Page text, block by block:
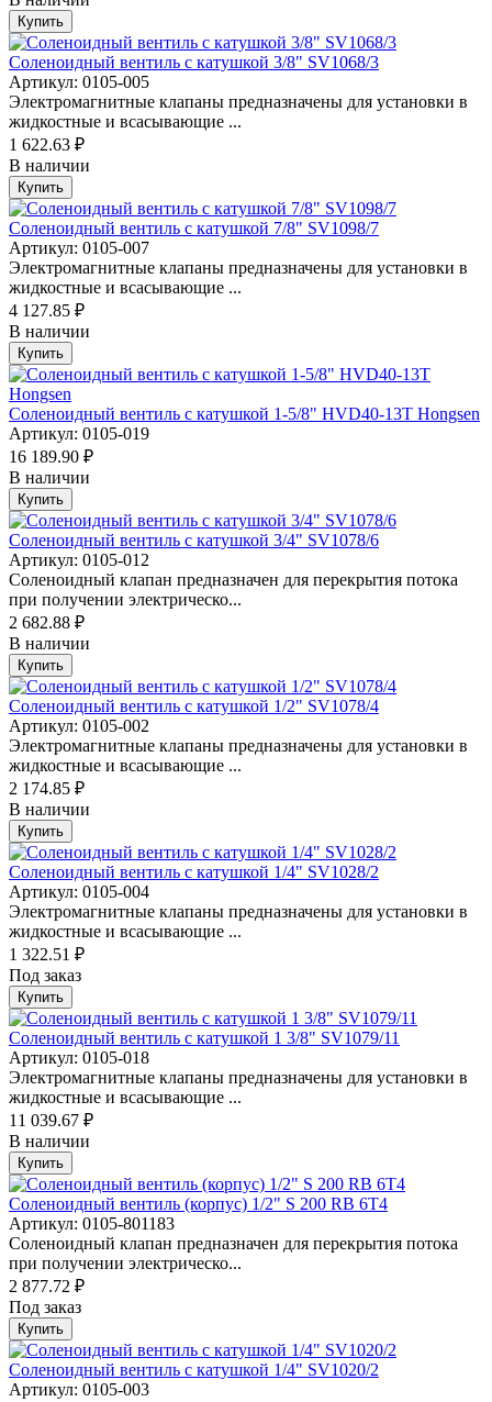
Купить
Соленоидный вентиль с катушкой 3/8" SV1068/3
Артикул: 0105-005
Электромагнитные клапаны предназначены для установки в
жидкостные и всасывающие ...
1 622.63 ₽
В наличии
Купить
Соленоидный вентиль с катушкой 7/8" SV1098/7
Артикул: 0105-007
Электромагнитные клапаны предназначены для установки в
жидкостные и всасывающие ...
4 127.85 ₽
В наличии
Купить
Соленоидный вентиль с катушкой 1-5/8" HVD40-13T Hongsen
Артикул: 0105-019
16 189.90 ₽
В наличии
Купить
Соленоидный вентиль с катушкой 3/4" SV1078/6
Артикул: 0105-012
Соленоидный клапан предназначен для перекрытия потока
при получении электрическо...
2 682.88 ₽
В наличии
Купить
Соленоидный вентиль с катушкой 1/2" SV1078/4
Артикул: 0105-002
Электромагнитные клапаны предназначены для установки в
жидкостные и всасывающие ...
2 174.85 ₽
В наличии
Купить
Соленоидный вентиль с катушкой 1/4" SV1028/2
Артикул: 0105-004
Электромагнитные клапаны предназначены для установки в
жидкостные и всасывающие ...
1 322.51 ₽
Под заказ
Купить
Соленоидный вентиль с катушкой 1 3/8" SV1079/11
Артикул: 0105-018
Электромагнитные клапаны предназначены для установки в
жидкостные и всасывающие ...
11 039.67 ₽
В наличии
Купить
Соленоидный вентиль (корпус) 1/2" S 200 RB 6Т4
Артикул: 0105-801183
Соленоидный клапан предназначен для перекрытия потока
при получении электрическо...
2 877.72 ₽
Под заказ
Купить
Соленоидный вентиль с катушкой 1/4" SV1020/2
Артикул: 0105-003